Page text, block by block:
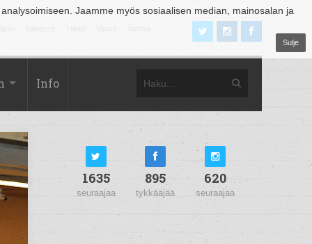
Jaamme myös sosiaalisen median, mainosalan ja
Sulje
Info
1635
seuraajaa
895
tykkääjää
620
seuraajaa